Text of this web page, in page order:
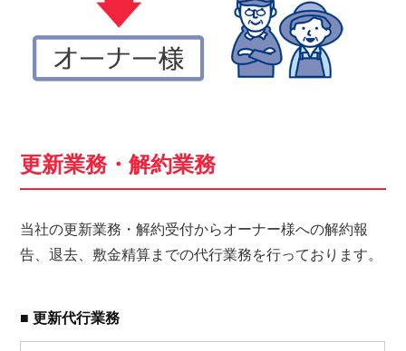
更新業務・解約業務
当社の更新業務・解約受付からオーナー様への解約報
告、退去、敷金精算までの代行業務を行っております。
■ 更新代行業務